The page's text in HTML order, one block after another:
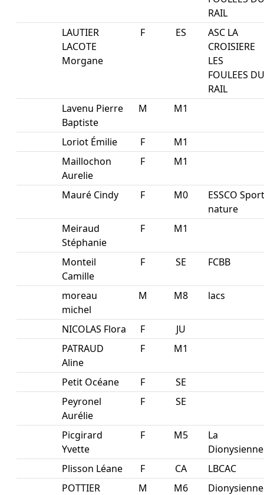
RAIL
LAUTIER
LACOTE
Morgane
F ES
ASC LA
CROISIERE
LES
FOULEES DU
RAIL
Lavenu Pierre
Baptiste
M M1
Loriot Émilie F
M1
Maillochon
Aurelie
F M1
Mauré Cindy F M0
ESSCO Sport
nature
Meiraud
Stéphanie
F M1
Monteil
Camille
F SE FCBB
moreau
michel
M M8 lacs
NICOLAS Flora F
JU
PATRAUD
Aline
F M1
Petit Océane F
SE
Peyronel
Aurélie
F SE
Picgirard
Yvette
F M5
La
Dionysienne
Plisson Léane
F CA
LBCAC
POTTIER
M M6 Dionysienne